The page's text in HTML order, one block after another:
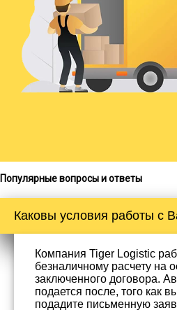
Популярные вопросы и ответы
Каковы условия работы с
Компания Tiger Logistic
безналичному расчету на
заключенного договора.
подается после, того как
подадите письменную